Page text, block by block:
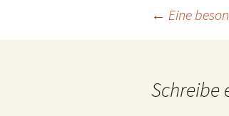
← Eine
Schreibe